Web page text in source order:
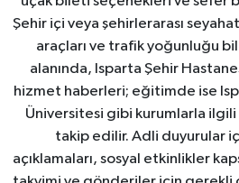
Şehir içi veya şehirlerarası
araçları ve trafik yoğunluğu
alanında, Isparta Şehir
hizmet haberleri; eğitimde ise
Üniversitesi gibi kurumlarla
takip edilir. Adli duyurular
açıklamaları, sosyal etkinlikler